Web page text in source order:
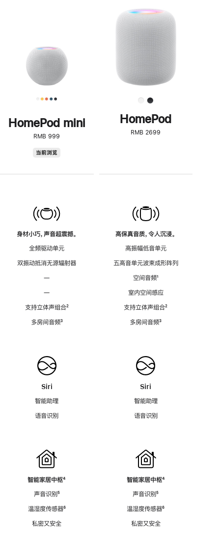
HomePod mini
RMB 999
当前浏览
身材小巧，声音超震撼。
全频驱动单元
双振动抵消无源辐射器
—
—
支持立体声组合脚
²
多房间音频脚
³
Siri
智能助理
语音识别
智能家居中枢脚
⁴
声音识别脚
⁵
温湿度传感器脚
⁶
私密又安全
步
了
解
HomePod<
HomePod
RMB 2699
高保真音质，令人沉浸。
高振幅低音单元
五高音单元波束成形阵列
空间音频脚
¹
室内空间感应
支持立体声组合脚
²
多房间音频脚
³
Siri
智能助理
语音识别
智能家居中枢脚
⁴
声音识别脚
⁵
温湿度传感器脚
⁶
私密又安全